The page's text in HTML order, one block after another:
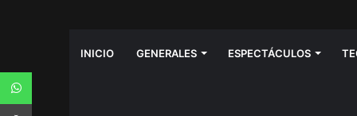
INICIO GENERALES ESPECTÁCULOS